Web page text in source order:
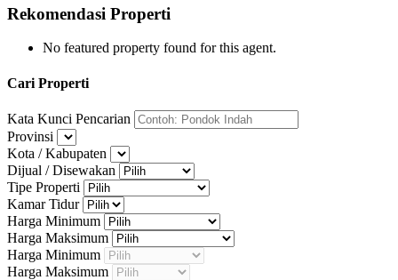
Rekomendasi Properti
No featured property found for this agent.
Cari Properti
Kata Kunci Pencarian
Provinsi
Kota / Kabupaten
Dijual / Disewakan
Tipe Properti
Kamar Tidur
Harga Minimum
Harga Maksimum
Harga Minimum
Harga Maksimum